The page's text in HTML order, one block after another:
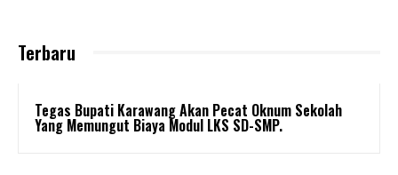
Terbaru
Tegas Bupati Karawang Akan Pecat Oknum Sekolah
Yang Memungut Biaya Modul LKS SD-SMP.